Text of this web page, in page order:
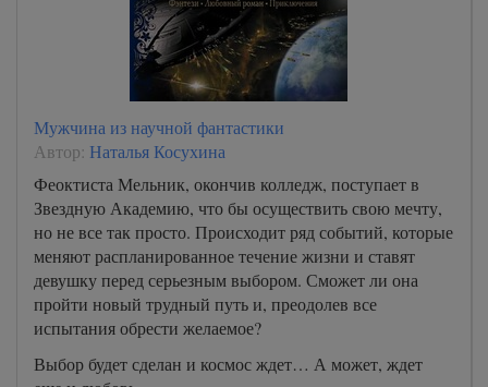
Мужчина из научной фантастики
Автор: Наталья Косухина
Феоктиста Мельник, окончив колледж, поступает в
Звездную Академию, что бы осуществить свою мечту,
но не все так просто. Происходит ряд событий, которые
меняют распланированное течение жизни и ставят
девушку перед серьезным выбором. Сможет ли она
пройти новый трудный путь и, преодолев все
испытания обрести желаемое?
Выбор будет сделан и космос ждет… А может, ждет